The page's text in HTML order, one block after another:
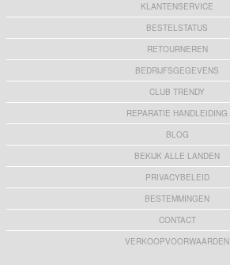
KLANTENSERVICE
BESTELSTATUS
RETOURNEREN
BEDRIJFSGEGEVENS
CLUB TRENDY
REPARATIE HANDLEIDING
BLOG
BEKIJK ALLE LANDEN
PRIVACYBELEID
BESTEMMINGEN
CONTACT
VERKOOPVOORWAARDEN